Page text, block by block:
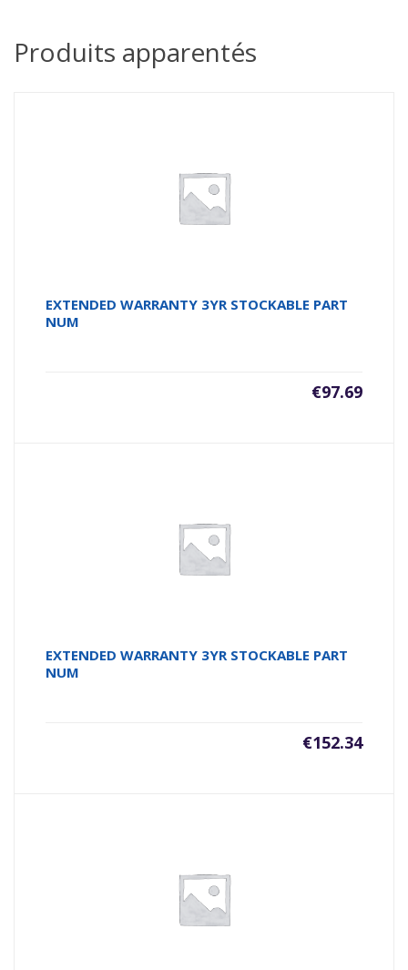
Produits apparentés
EXTENDED WARRANTY 3YR STOCKABLE PART
NUM
€97.69
EXTENDED WARRANTY 3YR STOCKABLE PART
NUM
€152.34